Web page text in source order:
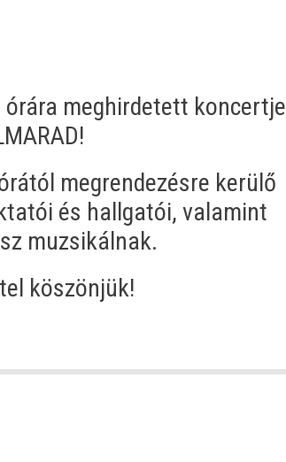
meghirdetett koncertje
megrendezésre kerülő
és hallgatói, valamint
muzsikálnak.
köszönjük!